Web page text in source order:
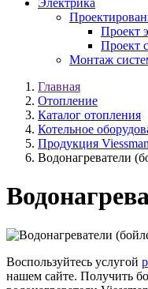
Электрика
Проект
Проект
Монтаж
Главная
Отопление
Каталог отопления
Котельное
Продукция
Водонагреватели
Воспользуйтесь услугой
нашем сайте. Получить